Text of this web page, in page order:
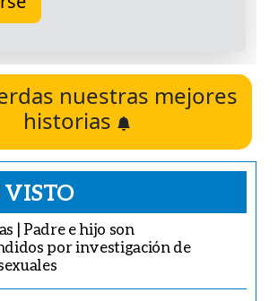
nuestras mejores
historias
| Padre e hijo son
por investigación de